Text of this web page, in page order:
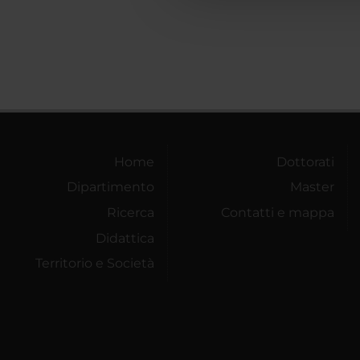
Home
Dipartimento
Ricerca
Didattica
Territorio e Società
Dottorati
Master
Contatti e mappa